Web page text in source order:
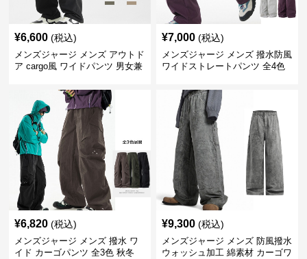
¥6,600 (税込)
メンズジャージ メンズ アウトド
ア cargo風 ワイドパンツ 男女兼
¥7,000 (税込)
メンズジャージ メンズ 撥水防風
ワイドストレートパンツ 全4色
¥6,820 (税込)
メンズジャージ メンズ 撥水 ワ
イド カーゴパンツ 全3色 秋冬
¥9,300 (税込)
メンズジャージ メンズ 防風撥水
ウォッシュ加工 綿素材 カーゴワ